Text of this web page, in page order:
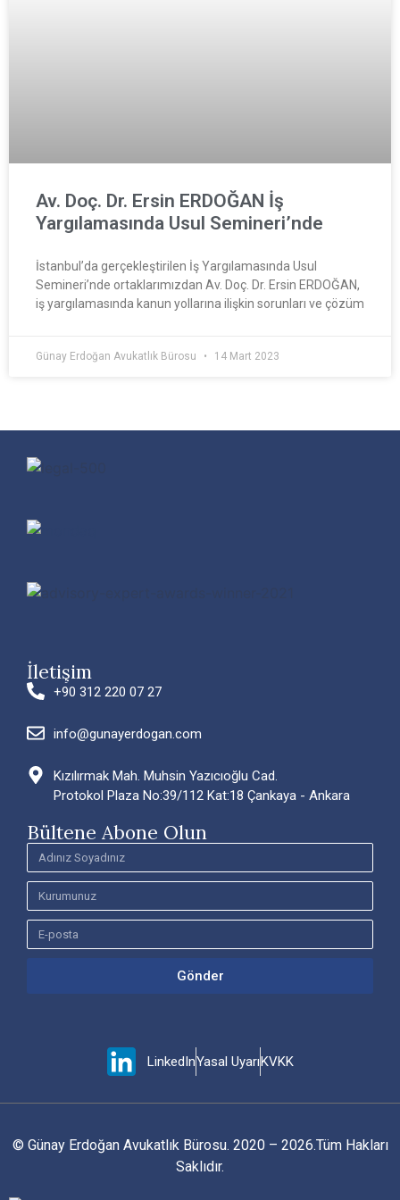
Av. Doç. Dr. Ersin ERDOĞAN İş
Yargılamasında Usul Semineri’nde
İstanbul’da gerçekleştirilen İş Yargılamasında Usul
Semineri’nde ortaklarımızdan Av. Doç. Dr. Ersin ERDOĞAN,
iş yargılamasında kanun yollarına ilişkin sorunları ve çözüm
Günay Erdoğan Avukatlık Bürosu 14 Mart 2023
İletişim
+90 312 220 07 27
info@gunayerdogan.com
Kızılırmak Mah. Muhsin Yazıcıoğlu Cad.
Protokol Plaza No:39/112 Kat:18 Çankaya - Ankara
Bültene Abone Olun
Gönder
LinkedInYasal Uyarı KVKK
© Günay Erdoğan Avukatlık Bürosu. 2020 – 2026.Tüm Hakları
Saklıdır.